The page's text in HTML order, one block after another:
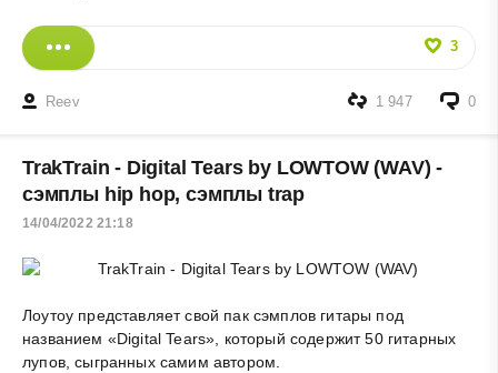
3
Reev 0
1 947
TrakTrain - Digital Tears by LOWTOW (WAV) -
сэмплы hip hop, сэмплы trap
14/04/2022 21:18
Лоутоу представляет свой пак сэмплов гитары под
названием «Digital Tears», который содержит 50 гитарных
лупов, сыгранных самим автором.